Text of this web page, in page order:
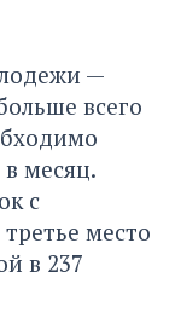
—
всего
месяц.
с
место
в 237